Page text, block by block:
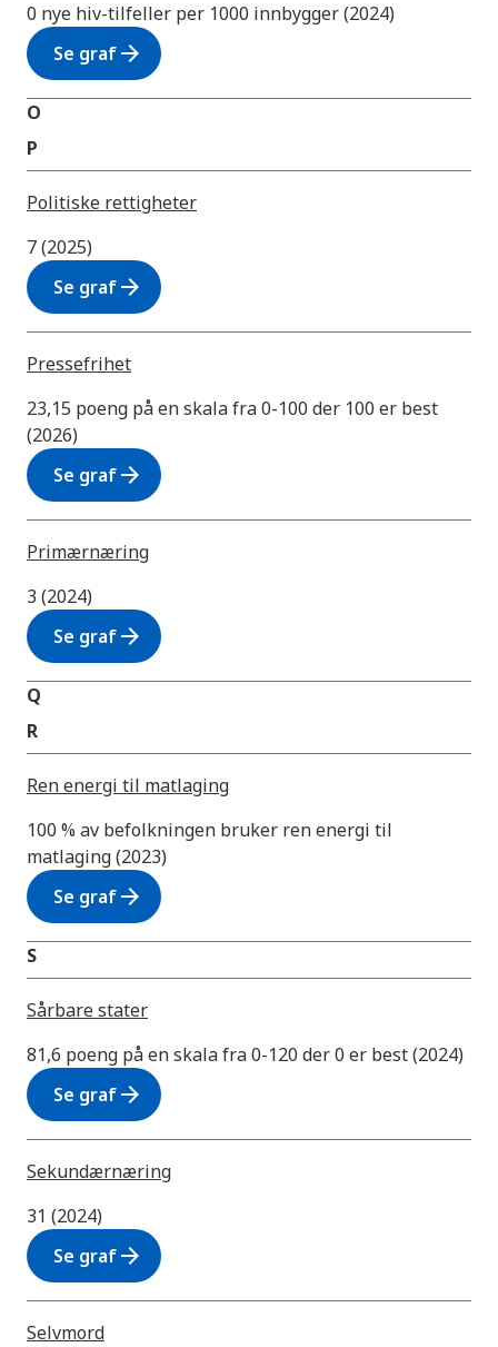
0 nye hiv-tilfeller per 1000 innbygger (2024)
Se grafarrow_forward
O
P
Politiske rettigheter
7 (2025)
Se grafarrow_forward
Pressefrihet
23,15 poeng på en skala fra 0-100 der 100 er best
(2026)
Se grafarrow_forward
Primærnæring
3 (2024)
Se grafarrow_forward
Q
R
Ren energi til matlaging
100 % av befolkningen bruker ren energi til
matlaging (2023)
Se grafarrow_forward
S
Sårbare stater
81,6 poeng på en skala fra 0-120 der 0 er best (2024)
Se grafarrow_forward
Sekundærnæring
31 (2024)
Se grafarrow_forward
Selvmord